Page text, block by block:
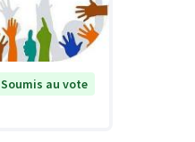
Soumis au vote